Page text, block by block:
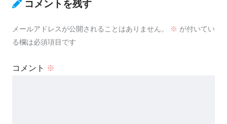
コメントを残す
メールアドレスが公開されることはありません。 ※ が付いてい
る欄は必須項目です
コメント ※